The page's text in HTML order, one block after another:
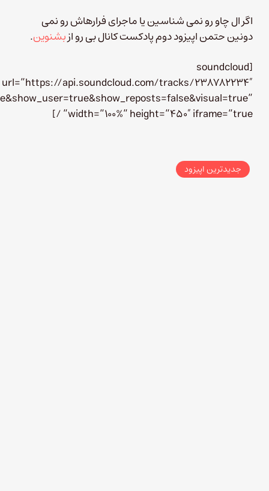
اگر ال چاو رو نمی شناسین یا ماجرای فرارهاش رو نمی
دونین حتمن اپیزود دوم پادکست کانال بی رو ازبشنوین.
[soundcloud
url=”https://api.soundcloud.com/tracks/238782234″
width=”100%” height=”450″ iframe=”true” /]
جدیدترین اپیزود